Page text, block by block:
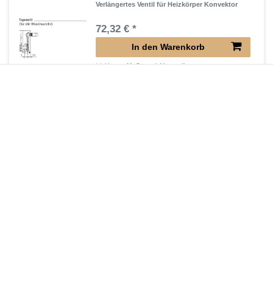
Verlängertes Ventil für Heizkörper Konvektor
72,32 € *
In den Warenkorb
*inkl. ges. MwSt.zzgl.Versandkosten